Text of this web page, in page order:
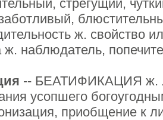
стрегущий,
ж. свойство
ж. наблюдатель,
-- БЕАТИФИКАЦИЯ ж.
усопшего
приобщение к